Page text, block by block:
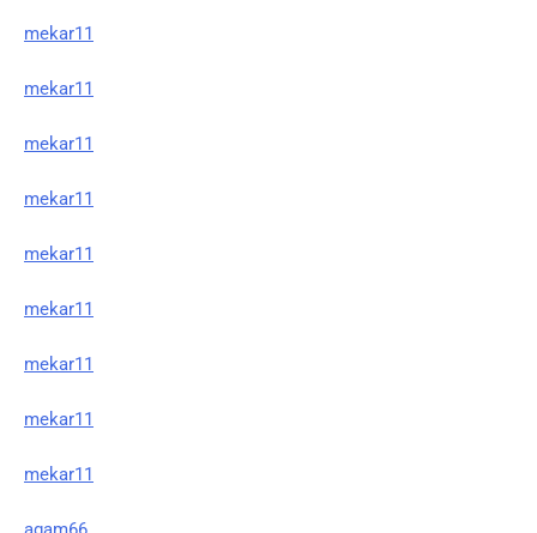
mekar11
mekar11
mekar11
mekar11
mekar11
mekar11
mekar11
mekar11
mekar11